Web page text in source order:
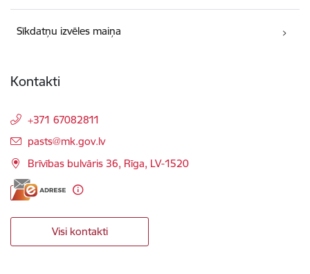
Sīkdatņu izvēles maiņa
Kontakti
+371 67082811
E-pasts:
pasts@mk.gov.lv
Brīvības bulvāris 36, Rīga, LV-1520
Visi kontakti